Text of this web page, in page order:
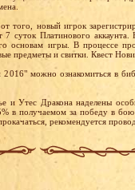
того, новый игрок
7 суток Платинового
основам игры. В процессе
предметы и свитки. Квест
можно ознакомиться в
и Утес Дракона наделены
в получаемом за победу в
рекомендуется